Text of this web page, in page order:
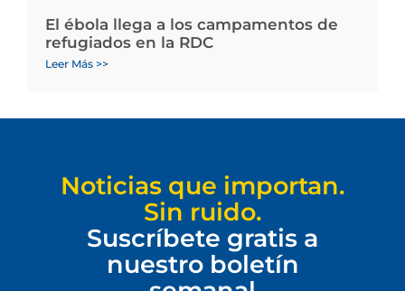
El ébola llega a los campamentos de
refugiados en la RDC
Leer Más >>
Noticias que importan.
Sin ruido.
Suscríbete gratis a
nuestro boletín